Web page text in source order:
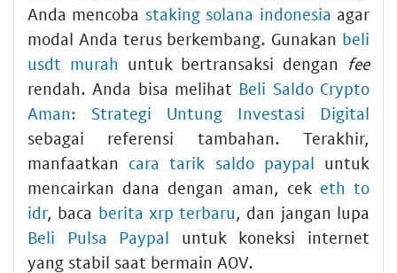
Anda mencoba staking solana indonesia agar
modal Anda terus berkembang. Gunakan beli
usdt murah untuk bertransaksi dengan fee
rendah. Anda bisa melihat Beli Saldo Crypto
Aman: Strategi Untung Investasi Digital
sebagai referensi tambahan. Terakhir,
manfaatkan cara tarik saldo paypal untuk
mencairkan dana dengan aman, cek eth to
idr, baca berita xrp terbaru , dan jangan lupa
Beli Pulsa Paypal untuk koneksi internet
yang stabil saat bermain AOV.